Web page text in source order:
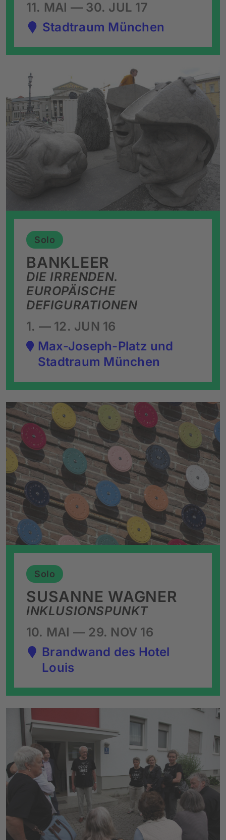
11. MAI — 30. JUL 17
Stadtraum München
Solo
DIE IRRENDEN.
EUROPÄISCHE
DEFIGURATIONEN
BANKLEER
1. — 12. JUN 16
Max-Joseph-Platz und
Stadtraum München
Solo
INKLUSIONSPUNKT
SUSANNE WAGNER
10. MAI — 29. NOV 16
Brandwand des Hotel
Louis